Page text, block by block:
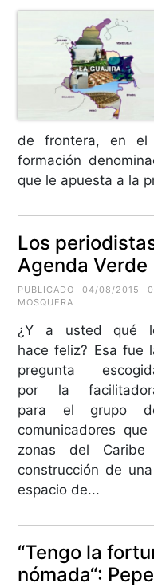
de frontera, en
formación
que le apuesta a la
Los
Agenda Verde
PUBLICADO 04/08/2015
MOSQUERA
¿Y a usted qué
hace feliz? Esa fue
pregunta
por la
para el grupo
comunicadores
zonas del
construcción de
espacio de...
“Tengo la
nómada“: